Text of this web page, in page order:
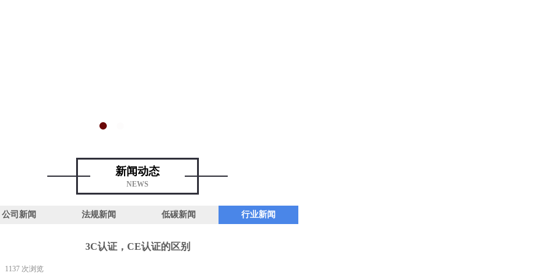
新闻动态
NEWS
公司新闻 法规新闻 低碳新闻 行业新闻
3C认证，CE认证的区别
1137 次浏览